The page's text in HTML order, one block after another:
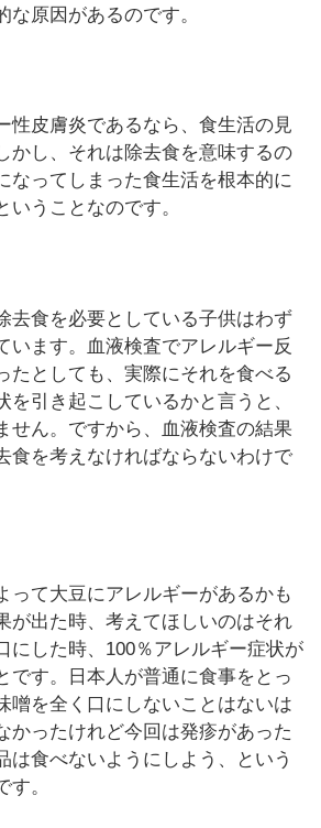
な原因があるのです。
性皮膚炎であるなら、食生活の見
かし、それは除去食を意味するの
なってしまった食生活を根本的に
いうことなのです。
去食を必要としている子供はわず
います。血液検査でアレルギー反
たとしても、実際にそれを食べる
を引き起こしているかと言うと、
せん。ですから、血液検査の結果
食を考えなければならないわけで
って大豆にアレルギーがあるかも
が出た時、考えてほしいのはそれ
にした時、100％アレルギー症状が
です。日本人が普通に食事をとっ
噌を全く口にしないことはないは
かったけれど今回は発疹があった
は食べないようにしよう、という
す。